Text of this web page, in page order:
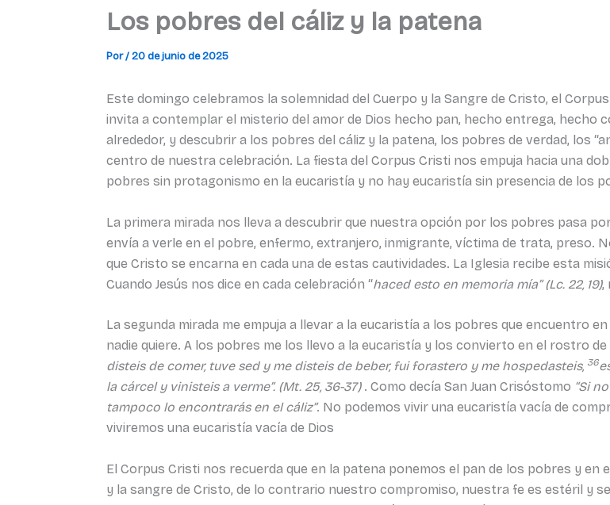
Los pobres del cáliz y la patena
Por/20 de junio de 2025
Este domingo celebramos la solemnidad del Cuerpo y la Sangre de Cristo, el
invita a contemplar el misterio del amor de Dios hecho pan, hecho entrega, hecho
alrededor, y descubrir a los pobres del cáliz y la patena, los pobres de verdad, los
centro de nuestra celebración. La fiesta del Corpus Cristi nos empuja hacia una
pobres sin protagonismo en la eucaristía y no hay eucaristía sin presencia de los
La primera mirada nos lleva a descubrir que nuestra opción por los pobres pasa
envía a verle en el pobre, enfermo, extranjero, inmigrante, víctima de trata, preso.
que Cristo se encarna en cada una de estas cautividades. La Iglesia recibe esta
Cuando Jesús nos dice en cada celebración “haced esto en memoria mía” (Lc. 22, 19),
La segunda mirada me empuja a llevar a la eucaristía a los pobres que encuentro
nadie quiere. A los pobres me los llevo a la eucaristía y los convierto en el rostro
disteis de comer, tuve sed y me disteis de beber, fui forastero y me hospedasteis, 36
la cárcel y vinisteis a verme”. (Mt. 25, 36-37). Como decía San Juan Crisóstomo “Si
tampoco lo encontrarás en el cáliz”. No podemos vivir una eucaristía vacía de
viviremos una eucaristía vacía de Dios
El Corpus Cristi nos recuerda que en la patena ponemos el pan de los pobres y en
y la sangre de Cristo, de lo contrario nuestro compromiso, nuestra fe es estéril y